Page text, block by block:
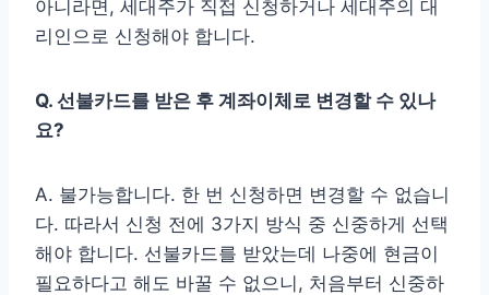
아니라면, 세대주가 직접 신청하거나 세대주의 대
리인으로 신청해야 합니다.
Q. 선불카드를 받은 후 계좌이체로 변경할 수 있나
요?
A. 불가능합니다. 한 번 신청하면 변경할 수 없습니
다. 따라서 신청 전에 3가지 방식 중 신중하게 선택
해야 합니다. 선불카드를 받았는데 나중에 현금이
필요하다고 해도 바꿀 수 없으니, 처음부터 신중하